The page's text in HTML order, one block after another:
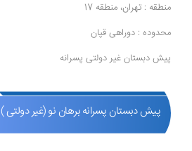
منطقه : تهران، منطقه 17
محدوده : دوراهی قپان
پیش دبستان غیر دولتی پسرانه
پیش دبستان پسرانه برهان نو (غیر دولتی )